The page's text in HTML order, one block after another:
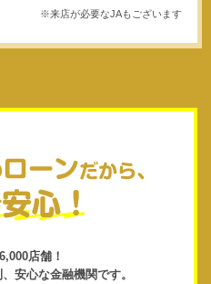
※来店が必要なJAもございます
店舗！
安心な金融機関です。